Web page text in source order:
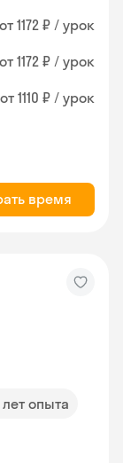
от 1172 ₽ / урок
от 1172 ₽ / урок
от 1110 ₽ / урок
время
лет опыта